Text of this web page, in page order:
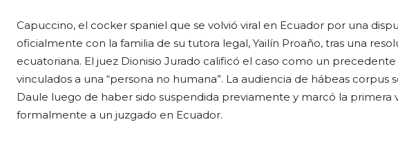
Capuccino, el cocker spaniel que se volvió viral en Ecuador por una
oficialmente con la familia de su tutora legal, Yailín Proaño, tras una
ecuatoriana. El juez Dionisio Jurado calificó el caso como un
vinculados a una “persona no humana”. La audiencia de hábeas corpus
Daule luego de haber sido suspendida previamente y marcó la
formalmente a un juzgado en Ecuador.